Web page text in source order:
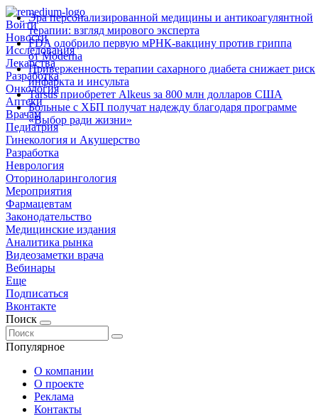
Войти
Новости
Исследования
Лекарства
Разработка
Онкология
Аптеки
Врачам
Педиатрия
Гинекология и Акушерство
Разработка
Неврология
Оториноларингология
Мероприятия
Фармацевтам
Законодательство
Медицинские издания
Аналитика рынка
Видеозаметки врача
Вебинары
Еще
Подписаться
Вконтакте
Поиск
Популярное
Эра персонализированной медицины и антикоагулянтной
терапии: взгляд мирового эксперта
FDA одобрило первую мРНК‑вакцину против гриппа
от Moderna
Приверженность терапии сахарного диабета снижает риск
инфаркта и инсульта
Tarsus приобретет Alkeus за 800 млн долларов США
Больные с ХБП получат надежду благодаря программе
«Выбор ради жизни»
О компании
О проекте
Реклама
Контакты